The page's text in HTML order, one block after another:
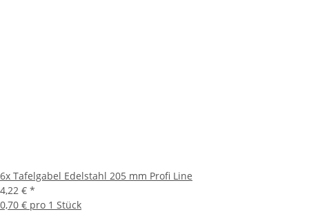
6x Tafelgabel Edelstahl 205 mm Profi Line
4,22 € *
0,70 € pro 1 Stück